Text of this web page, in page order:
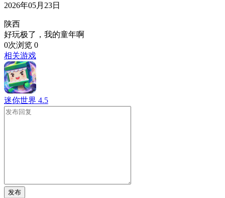
2026年05月23日
陕西
好玩极了，我的童年啊
0次浏览 0
相关游戏
迷你世界 4.5
发布